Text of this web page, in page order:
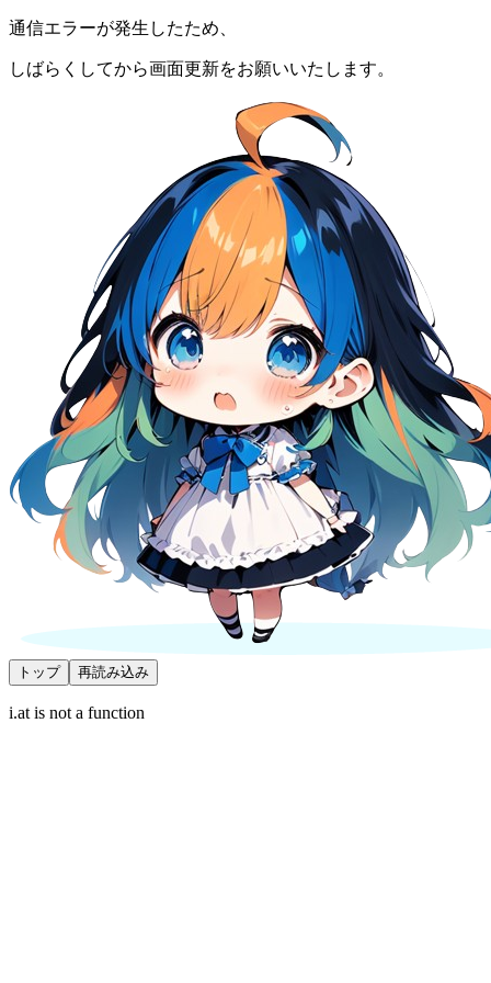
通信エラーが発生したため、
しばらくしてから画面更新をお願いいたします。
トップ 再読み込み
i.at is not a function